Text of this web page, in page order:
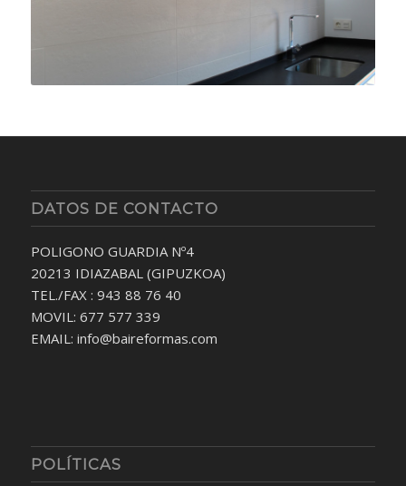
DATOS DE CONTACTO
POLIGONO GUARDIA Nº4
20213 IDIAZABAL (GIPUZKOA)
TEL./FAX : 943 88 76 40
MOVIL: 677 577 339
EMAIL: info@baireformas.com
POLÍTICAS